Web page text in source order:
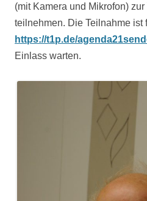
(mit Kamera und Mikrofon)
teilnehmen. Die Teilnahme ist
https://t1p.de/
Einlass warten.